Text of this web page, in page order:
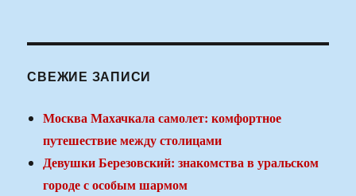
СВЕЖИЕ ЗАПИСИ
Москва Махачкала самолет: комфортное
путешествие между столицами
Девушки Березовский: знакомства в уральском
городе с особым шармом